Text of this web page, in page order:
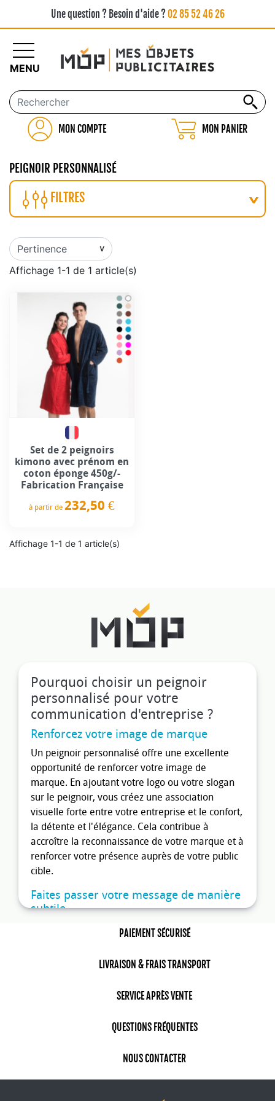
Une question ? Besoin d'aide ?02 85 52 46 26
MON COMPTE MON PANIER
MENU
PEIGNOIR PERSONNALISÉ
Pourquoi choisir un peignoir
personnalisé pour votre
communication d'entreprise ?
Renforcez votre image de marque
Un peignoir personnalisé offre une excellente
opportunité de renforcer votre image de
marque. En ajoutant votre logo ou votre slogan
sur le peignoir, vous créez une association
visuelle forte entre votre entreprise et le confort,
la détente et l'élégance. Cela contribue à
accroître la reconnaissance de votre marque et à
renforcer votre présence auprès de votre public
cible.
Faites passer votre message de manière
subtile
Avec un peignoir personnalisé, vous pouvez
et efficace. En choisissant des couleurs, des
motifs ou des messages qui reflètent les valeurs
support publicitaire discret mais impactant. Vos
recevant un cadeau utile et esthétique, tout en
apprécié
FILTRES
Affichage 1-1 de 1 article(s)
Set de 2 peignoirs
kimono avec prénom en
coton éponge 450g/-
Fabrication Française
à partir de 232,50 €
Affichage 1-1 de 1 article(s)
PAIEMENT SÉCURISÉ
LIVRAISON & FRAIS TRANSPORT
SERVICE APRÈS VENTE
QUESTIONS FRÉQUENTES
NOUS CONTACTER